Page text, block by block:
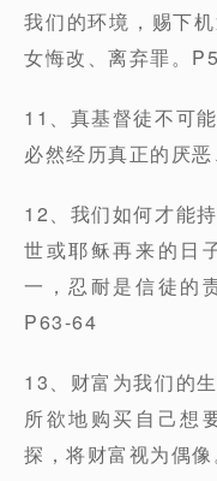
我们的环境，赐下
女悔改、离弃罪。
11、真基督徒不可
必然经历真正的厌
12、我们如何才能
世或耶稣再来的日
一，忍耐是信徒的
P63-64
13、财富为我们的
所欲地购买自己想
探，将财富视为偶